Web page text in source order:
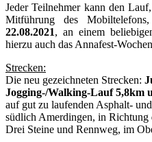
Jeder Teilnehmer kann den
Mitführung des Mobiltelefons,
22.08.2021, an einem
hierzu auch das Annafest-
Strecken:
Die neu gezeichneten Strecken:
Jogging-/Walking-Lauf 5,8km
auf gut zu laufenden Asphalt-
südlich Amerdingen, in Richtung
Drei Steine und Rennweg, im